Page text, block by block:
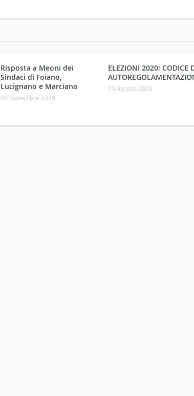
Risposta a Meoni dei
Sindaci di Foiano,
Lucignano e Marciano
04 Novembre 2020
ELEZIONI 2020: CODICE
13 Agosto 2020